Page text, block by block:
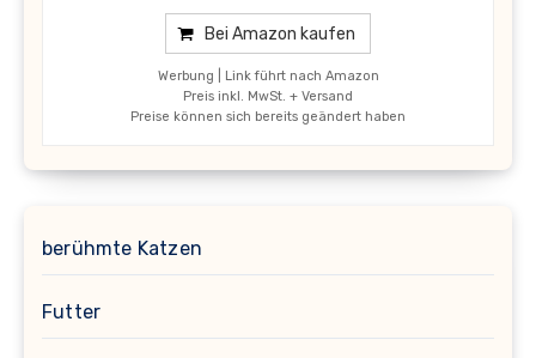
Bei Amazon kaufen
Werbung | Link führt nach Amazon
Preis inkl. MwSt. + Versand
Preise können sich bereits geändert haben
berühmte Katzen
Futter